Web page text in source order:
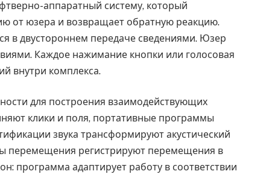
аппаратный систему, который
от юзера и возвращает обратную реакцию.
в двустороннем передаче сведениями. Юзер
Каждое нажимание кнопки или голосовая
внутри комплекса.
для построения взаимодействующих
клики и поля, портативные программы
звука трансформируют акустический
перемещения регистрируют перемещения в
программа адаптирует работу в соответствии